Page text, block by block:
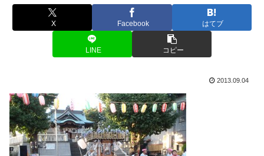
X Facebook はてブ
LINE コピー
2013.09.04